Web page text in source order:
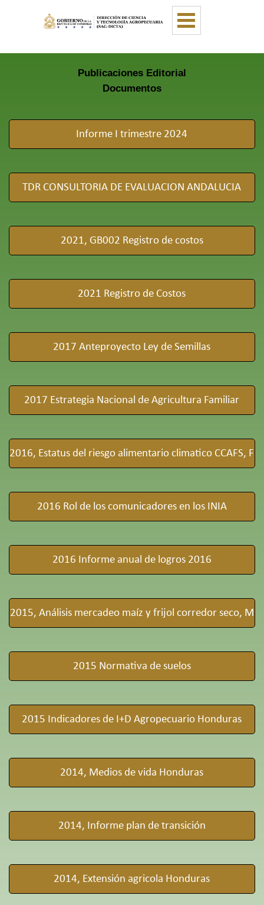
Saltar menú
Publicaciones Editorial
Documentos
Informe I trimestre 2024
TDR CONSULTORIA DE EVALUACION ANDALUCIA
2021, GB002 Registro de costos
2021 Registro de Costos
2017 Anteproyecto Ley de Semillas
2017 Estrategia Nacional de Agricultura Familiar
2016, Estatus del riesgo alimentario climatico CCAFS, F
2016 Rol de los comunicadores en los INIA
2016 Informe anual de logros 2016
2015, Análisis mercadeo maíz y frijol corredor seco, M
2015 Normativa de suelos
2015 Indicadores de I+D Agropecuario Honduras
2014, Medios de vida Honduras
2014, Informe plan de transición
2014, Extensión agricola Honduras